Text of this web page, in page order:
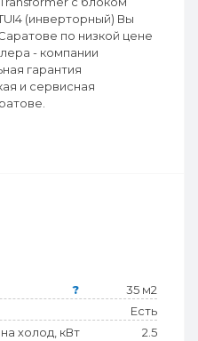
(инверторный) Вы
по низкой цене
- компании
гарантия
и сервисная
?
35 м2
Есть
холод, кВт
2.5